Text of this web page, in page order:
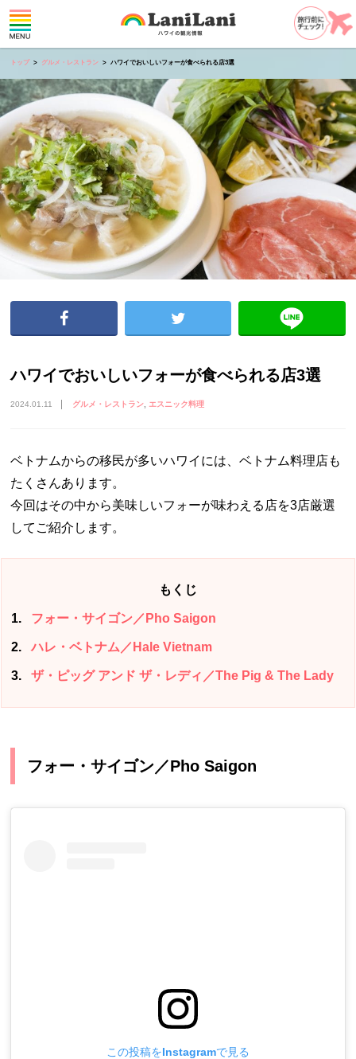
トップ グルメ・レストラン ハワイでおいしいフォーが食べられる店3選
ハワイでおいしいフォーが食べられる店3選
2024.01.11 グルメ・レストラン エスニック料理
ベトナムからの移民が多いハワイには、ベトナム料理店も
たくさんあります。
今回はその中から美味しいフォーが味わえる店を3店厳選
してご紹介します。
もくじ
1 フォー・サイゴン／Pho Saigon
2 ハレ・ベトナム／Hale Vietnam
3 ザ・ピッグ アンド ザ・レディ／The Pig & The Lady
フォー・サイゴン／Pho Saigon
この投稿をInstagramで見る